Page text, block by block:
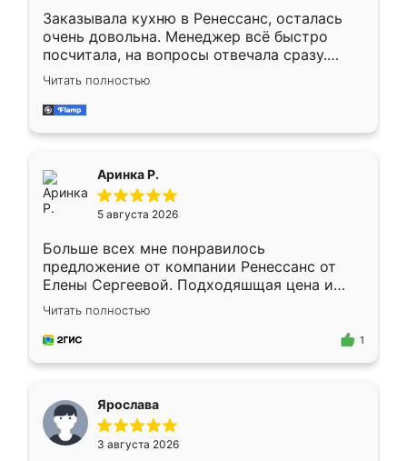
Заказывала кухню в Ренессанс, осталась
очень довольна. Менеджер всё быстро
посчитала, на вопросы отвечала сразу.
Замерщик приехал в субботу, подошёл к
делу со всей ответственностью. Собрали
за день, ребята работали аккуратно, даже
Читать полностью
Аринка Р.
5 августа 2026
Больше всех мне понравилось
предложение от компании Ренессанс от
Елены Сергеевой. Подходяшщая цена и
короткие сроки изготовления. Приехавший
для замера сотрудник Владислав
предложил по моему эскизу самый
Читать полностью
1
Ярослава
3 августа 2026